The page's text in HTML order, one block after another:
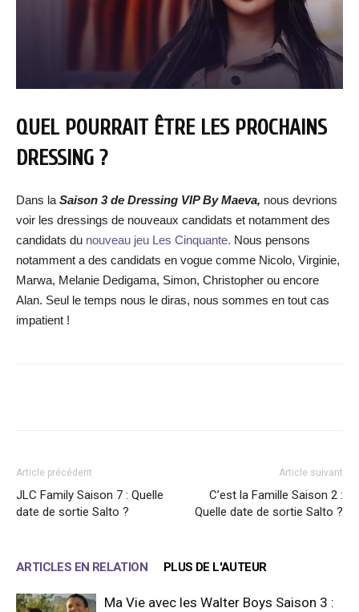
QUEL POURRAIT ÊTRE LES PROCHAINS
DRESSING ?
Dans laSaison 3 de Dressing VIP By Maeva, nous devrions
voir les dressings de nouveaux candidats et notamment des
candidats du nouveau jeu Les Cinquante. Nous pensons
notamment a des candidats en vogue comme Nicolo, Virginie,
Marwa, Melanie Dedigama, Simon, Christopher ou encore
Alan. Seul le temps nous le diras, nous sommes en tout cas
impatient !
Article précédent
JLC Family Saison 7 : Quelle
date de sortie Salto ?
Article suivant
C’est la Famille Saison 2 :
Quelle date de sortie Salto ?
ARTICLES EN RELATION PLUS DE L'AUTEUR
Ma Vie avec les Walter Boys Saison 3 :